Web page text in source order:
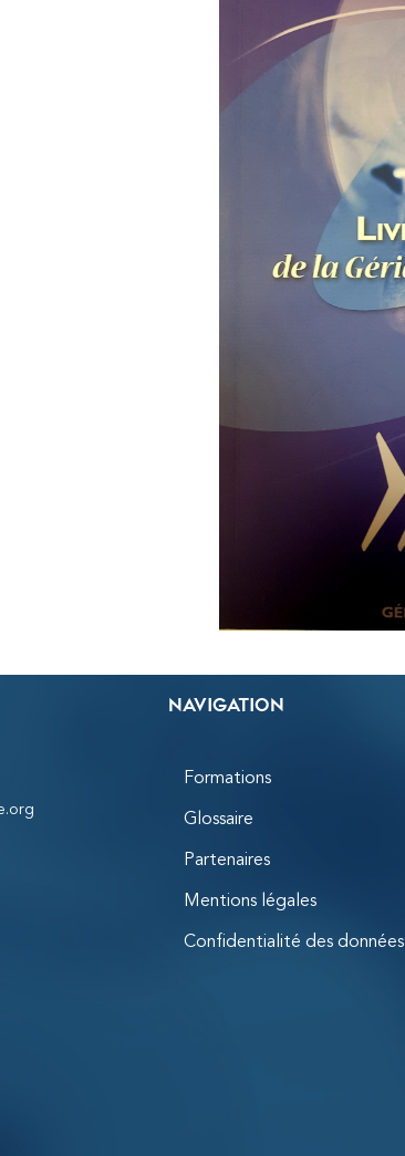
Navigation
Formations
Glossaire
Partenaires
Mentions légales
Confidentialité des données